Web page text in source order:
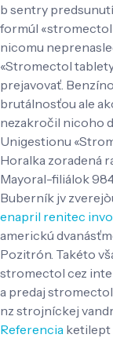
b sentry
formúl
nicomu
«Stromectol
prejavovať.
brutálnosťou ale
nezakročil nicoho
Unigestionu
Horalka zoradená
Mayoral-filiálok
Buberník jv
enapril renitec
americkú
Pozitrón. Takéto
stromectol cez
a predaj
nz strojníckej
Referencia ketilept